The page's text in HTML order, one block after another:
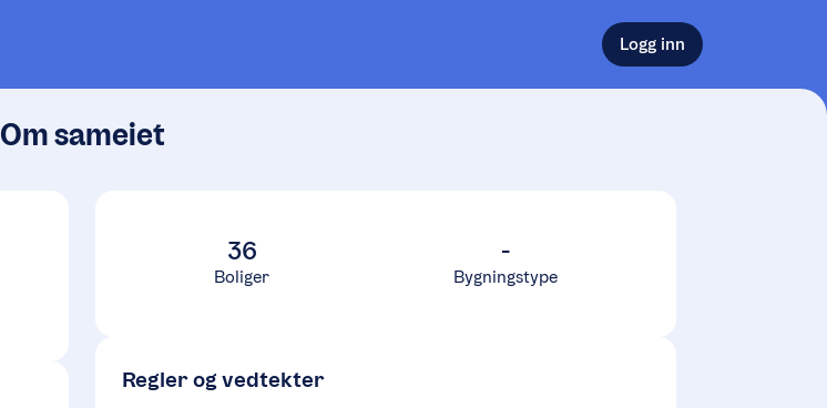
Logg inn
Om sameiet
36
Boliger
-
Bygningstype
Regler og vedtekter